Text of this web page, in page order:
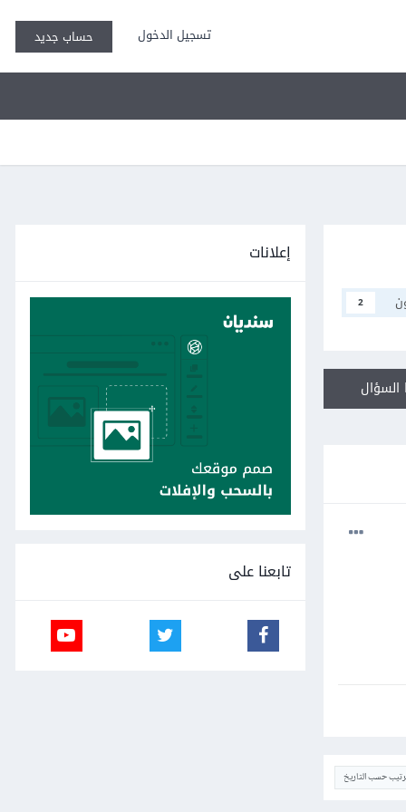
تسجيل الدخول حساب جديد
2
حسب التاريخ
إعلانات
تابعنا على